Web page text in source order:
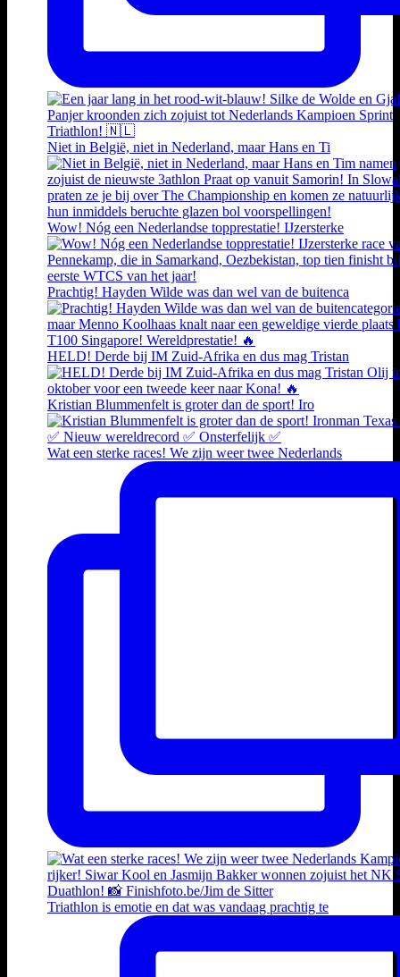
Niet in België, niet in Nederland, maar Hans en Ti
Wow! Nóg een Nederlandse topprestatie! IJzersterke
Prachtig! Hayden Wilde was dan wel van de buitenca
HELD! Derde bij IM Zuid-Afrika en dus mag Tristan
Kristian Blummenfelt is groter dan de sport! Iro
Wat een sterke races! We zijn weer twee Nederlands
Triathlon is emotie en dat was vandaag prachtig te